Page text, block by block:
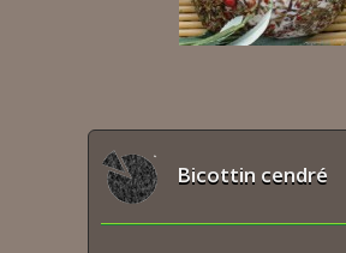
Bicottin cendré